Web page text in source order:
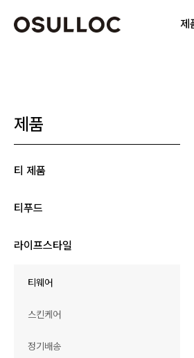
제
제품
티 제품
티푸드
라이프스타일
티웨어
스킨케어
정기배송